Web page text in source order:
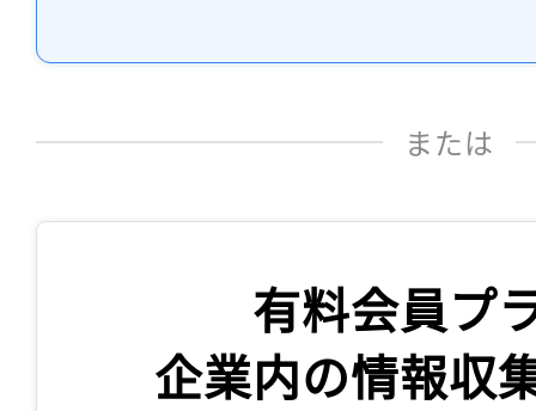
または
有料会員プ
企業内の情報収